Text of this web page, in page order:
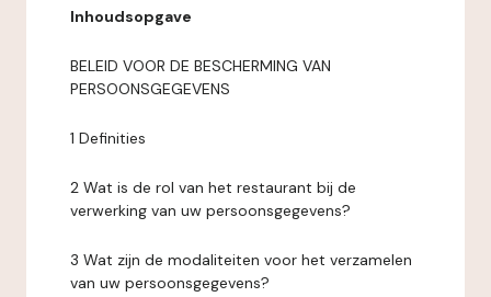
Inhoudsopgave
BELEID VOOR DE BESCHERMING VAN
PERSOONSGEGEVENS
1 Definities
2 Wat is de rol van het restaurant bij de
verwerking van uw persoonsgegevens?
3 Wat zijn de modaliteiten voor het verzamelen
van uw persoonsgegevens?